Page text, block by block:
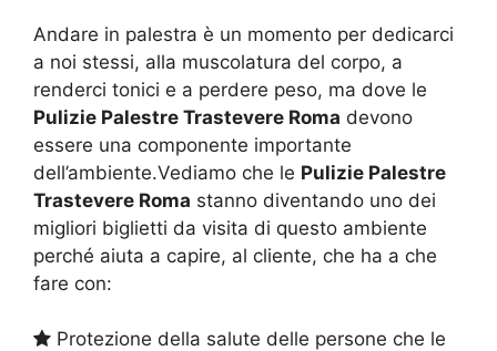
Andare in palestra è un momento per dedicarci
a noi stessi, alla muscolatura del corpo, a
renderci tonici e a perdere peso, ma dove le
Pulizie Palestre Trastevere Roma devono
essere una componente importante
dell’ambiente.Vediamo che le Pulizie Palestre
Trastevere Roma stanno diventando uno dei
migliori biglietti da visita di questo ambiente
perché aiuta a capire, al cliente, che ha a che
fare con:
Protezione della salute delle persone che le